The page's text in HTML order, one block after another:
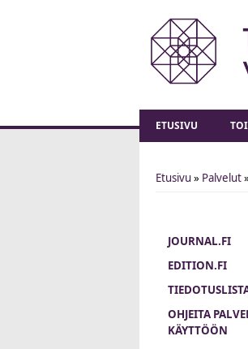
ETUSIVU
Etusivu» Palvelut
JOURNAL.FI
EDITION.FI
OHJEITA
KÄYTTÖÖN